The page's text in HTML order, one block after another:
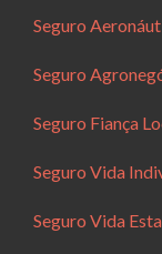
Seguro
Seguro
Seguro Fiança
Seguro Vida
Seguro Vida